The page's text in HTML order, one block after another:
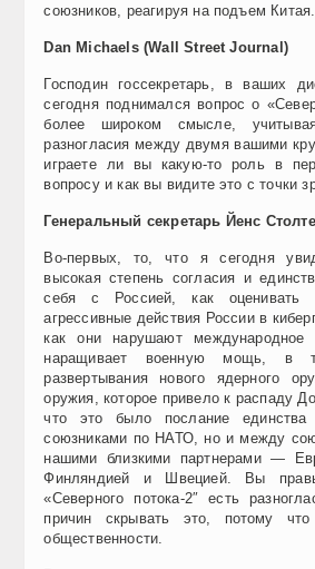
союзников, реагируя на подъем Китая.
Dan Michaels (Wall Street Journal)
Господин госсекретарь, в ваших
сегодня поднимался вопрос о
более широком смысле,
разногласия между двумя вашими
играете ли вы какую-то роль в
вопросу и как вы видите это с точки
Генеральный секретарь Йенс
Во-первых, то, что я сегодня
высокая степень согласия и
себя с Россией, как оценивать
агрессивные действия России в
как они нарушают международное
наращивает военную мощь, в
развертывания нового ядерного
оружия, которое привело к распаду
что это было послание
союзниками по НАТО, но и между
нашими близкими партнерами —
Финляндией и Швецией. Вы
«Северного потока-2″ есть
причин скрывать это, потому
общественности.